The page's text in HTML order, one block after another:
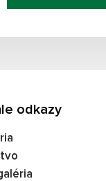
odkazy